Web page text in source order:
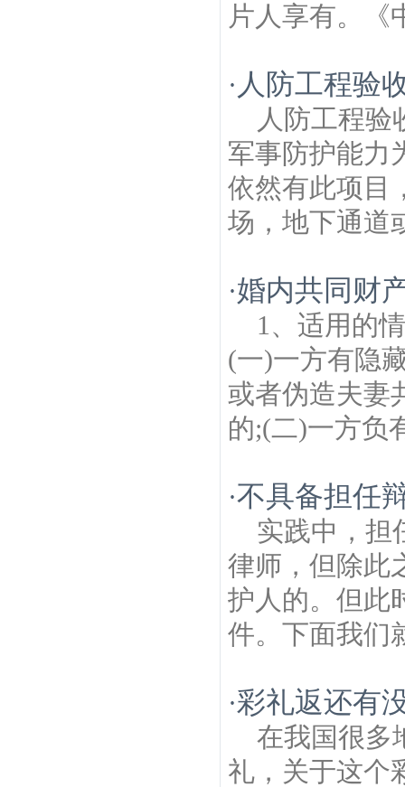
片人享有。《
· 人防工程验
人防工程
军事防护能力
依然有此项目
场，地下通道
·婚内共同财
1、适用的
(一)一方有隐
或者伪造夫妻
的;(二)一方负
·不具备担任
实践中，担
律师，但除此
护人的。但此
件。下面我们
·彩礼返还有
在我国很多
礼，关于这个